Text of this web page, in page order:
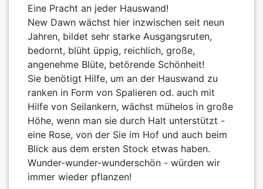
Eine Pracht an jeder Hauswand!
New Dawn wächst hier inzwischen seit neun
Jahren, bildet sehr starke Ausgangsruten,
bedornt, blüht üppig, reichlich, große,
angenehme Blüte, betörende Schönheit!
Sie benötigt Hilfe, um an der Hauswand zu
ranken in Form von Spalieren od. auch mit
Hilfe von Seilankern, wächst mühelos in große
Höhe, wenn man sie durch Halt unterstützt -
eine Rose, von der Sie im Hof und auch beim
Blick aus dem ersten Stock etwas haben.
Wunder-wunder-wunderschön - würden wir
immer wieder pflanzen!